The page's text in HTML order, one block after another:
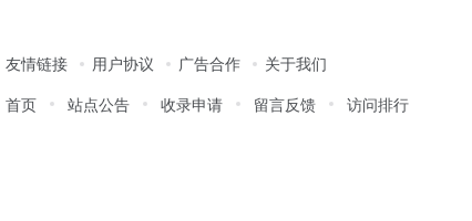
友情链接 用户协议 广告合作
关于我们
首页
站点公告 收录申请 留言反馈 访问排行